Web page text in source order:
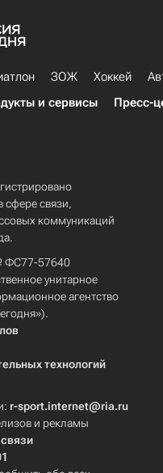
ЗОЖ Хоккей
и сервисы Пресс-
сфере связи,
коммуникаций
ФС77-57640
унитарное
агентство
технологий
r-sport.internet@ria.ru
и рекламы